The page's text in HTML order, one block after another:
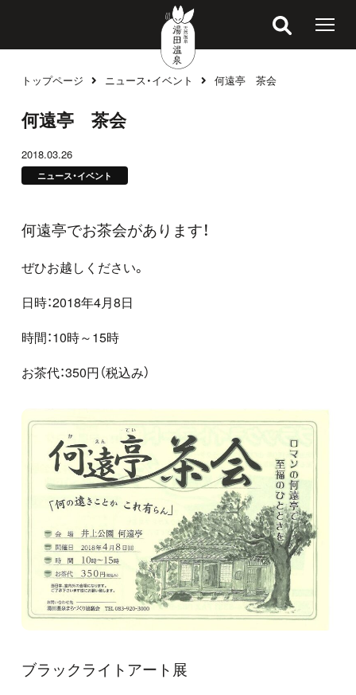
トップページ ニュース・イベント 何遠亭 茶会
ブログ
何遠亭 茶会
2018.03.26
ニュース・イベント
何遠亭でお茶会があります！
ぜひお越しください。
日時：2018年4月8日
時間：10時～15時
お茶代：350円（税込み）
ブラックライトアート展